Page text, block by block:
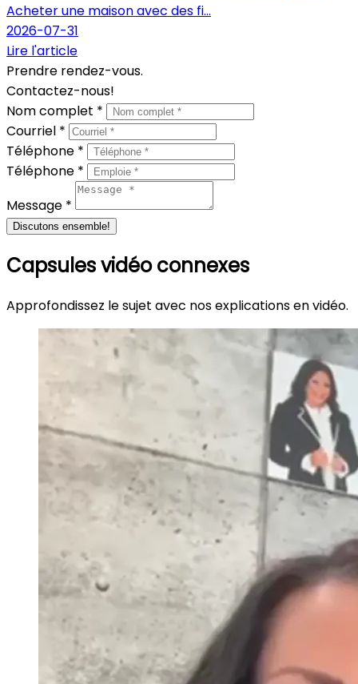
Acheter une maison avec des fi...
2026-07-31
Lire l'article
Prendre rendez-vous.
Contactez-nous!
Nom complet *
Courriel *
Téléphone *
Téléphone *
Message *
Discutons ensemble!
Capsules vidéo connexes
Approfondissez le sujet avec nos explications en vidéo.